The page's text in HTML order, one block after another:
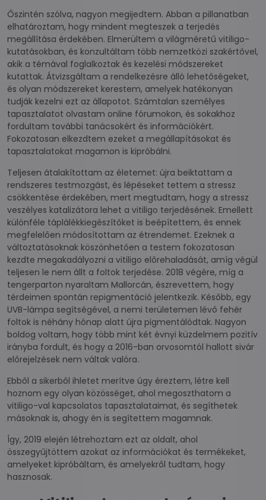
Őszintén szólva, nagyon megijedtem. Abban a pillanatban
elhatároztam, hogy mindent megteszek a terjedés
megállítása érdekében. Elmerültem a világméretű vitiligo-
kutatásokban, és konzultáltam több nemzetközi szakértővel,
akik a témával foglalkoztak és kezelési módszereket
kutattak. Átvizsgáltam a rendelkezésre álló lehetőségeket,
és olyan módszereket kerestem, amelyek hatékonyan
tudják kezelni ezt az állapotot. Számtalan személyes
tapasztalatot olvastam online fórumokon, és sokakhoz
fordultam további tanácsokért és információkért.
Fokozatosan elkezdtem ezeket a megállapításokat és
tapasztalatokat magamon is kipróbálni.
Teljesen átalakítottam az életemet: újra beiktattam a
rendszeres testmozgást, és lépéseket tettem a stressz
csökkentése érdekében, mert megtudtam, hogy a stressz
veszélyes katalizátora lehet a vitiligo terjedésének. Emellett
különféle táplálékkiegészítőket is beépítettem, és ennek
megfelelően módosítottam az étrendemet. Ezeknek a
változtatásoknak köszönhetően a testem fokozatosan
kezdte megakadályozni a vitiligo előrehaladását, amíg végül
teljesen le nem állt a foltok terjedése. 2018 végére, míg a
tengerparton nyaraltam Mallorcán, észrevettem, hogy
térdeimen spontán repigmentáció jelentkezik. Később, egy
UVB-lámpa segítségével, a nemi területemen lévő fehér
foltok is néhány hónap alatt újra pigmentálódtak. Nagyon
boldog voltam, hogy több mint két évnyi küzdelmem pozitív
irányba fordult, és hogy a 2016-ban orvosomtól hallott sivár
előrejelzések nem váltak valóra.
Ebből a sikerből ihletet merítve úgy éreztem, létre kell
hoznom egy olyan közösséget, ahol megoszthatom a
vitiligo-val kapcsolatos tapasztalataimat, és segíthetek
másoknak is, ahogy én is segítettem magamnak.
Így, 2019 elején létrehoztam ezt az oldalt, ahol
összegyűjtöttem azokat az információkat és termékeket,
amelyeket kipróbáltam, és amelyekről tudtam, hogy
hasznosak.